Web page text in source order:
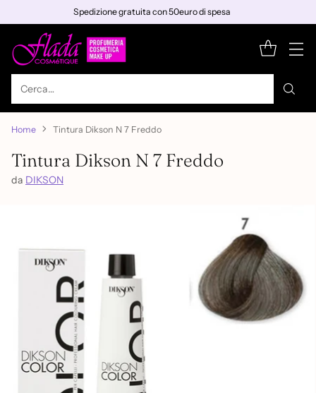
Spedizione gratuita con 50euro di spesa
Cerca…
Home Tintura Dikson N 7 Freddo
Tintura Dikson N 7 Freddo
da DIKSON